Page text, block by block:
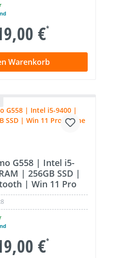
€*
Warenkorb
G558 | Intel i5-
| 256GB SSD |
| Win 11 Pro
€*